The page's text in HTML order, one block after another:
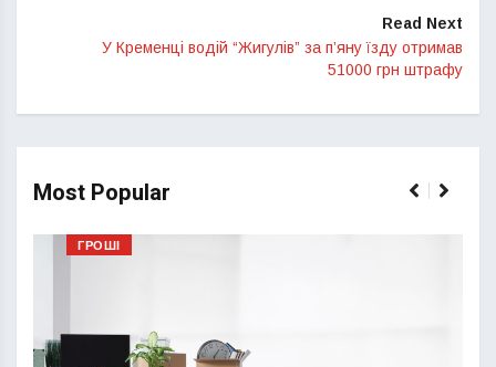
Read Next
У Кременці водій “Жигулів” за п’яну їзду отримав
51000 грн штрафу
Most Popular
ГРОШІ